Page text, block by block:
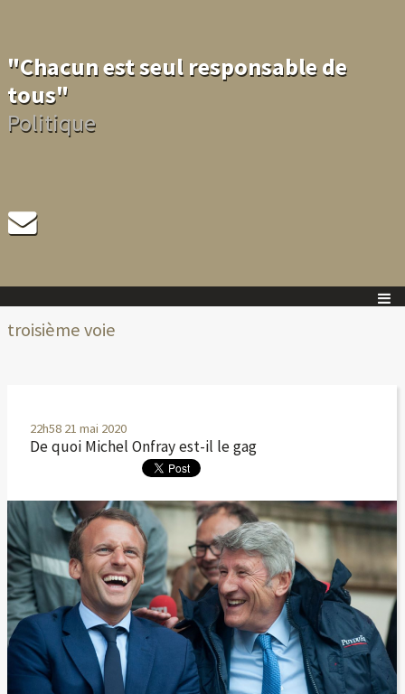
"Chacun est seul responsable de
tous"
Politique
troisième voie
22h58 21 mai 2020
De quoi Michel Onfray est-il le gag